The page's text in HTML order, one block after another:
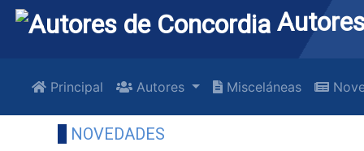
Principal Autores Misceláneas
NOVEDADES